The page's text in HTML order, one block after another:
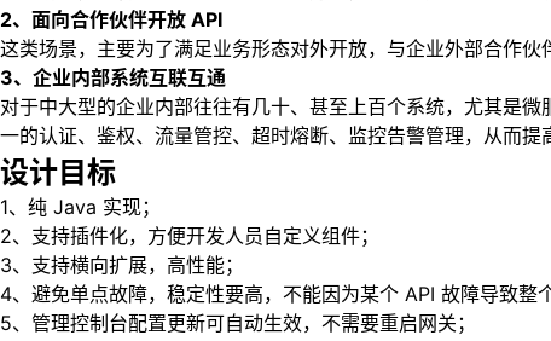
2、面向合作伙伴开放 API
这类场景，主要为了满足业务形态对外开放，与企业外部合作
3、企业内部系统互联互通
对于中大型的企业内部往往有几十、甚至上百个系统，尤其是
一的认证、鉴权、流量管控、超时熔断、监控告警管理，从而提
设计目标
1、纯 Java 实现；
2、支持插件化，方便开发人员自定义组件；
3、支持横向扩展，高性能；
4、避免单点故障，稳定性要高，不能因为某个 API 故障导致整
5、管理控制台配置更新可自动生效，不需要重启网关；